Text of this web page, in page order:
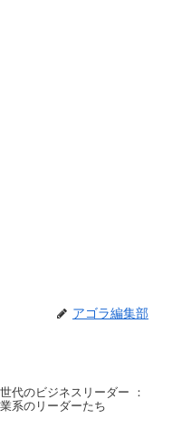
アゴラ編集部
代のビジネスリーダー ：
系のリーダーたち